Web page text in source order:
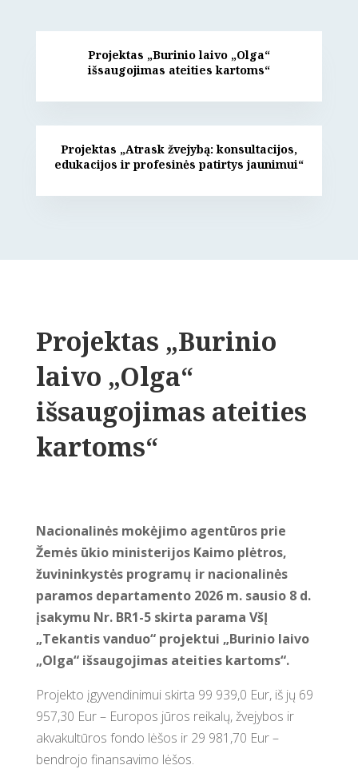
Projektas „Burinio laivo „Olga“
išsaugojimas ateities kartoms“
Projektas „Atrask žvejybą: konsultacijos,
edukacijos ir profesinės patirtys jaunimui“
Projektas „Burinio
laivo „Olga“
išsaugojimas ateities
kartoms“
Nacionalinės mokėjimo agentūros prie
Žemės ūkio ministerijos Kaimo plėtros,
žuvininkystės programų ir nacionalinės
paramos departamento 2026 m. sausio 8 d.
įsakymu Nr. BR1-5 skirta parama VšĮ
„Tekantis vanduo“projektui „Burinio laivo
„Olga“ išsaugojimas ateities kartoms“.
Projekto įgyvendinimui skirta 99 939,0 Eur, iš jų 69
957,30 Eur – Europos jūros reikalų, žvejybos ir
akvakultūros fondo lėšos ir 29 981,70 Eur –
bendrojo finansavimo lėšos.